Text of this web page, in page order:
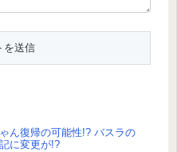
ん復帰の可能性!? バスラの
に変更が!?